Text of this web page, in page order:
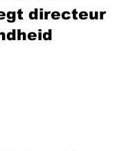
directeur